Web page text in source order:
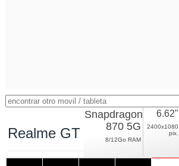
Realme GT Neo2
Snapdragon
870 5G
8/12Go RAM
6.62"
2400x1080
pix.